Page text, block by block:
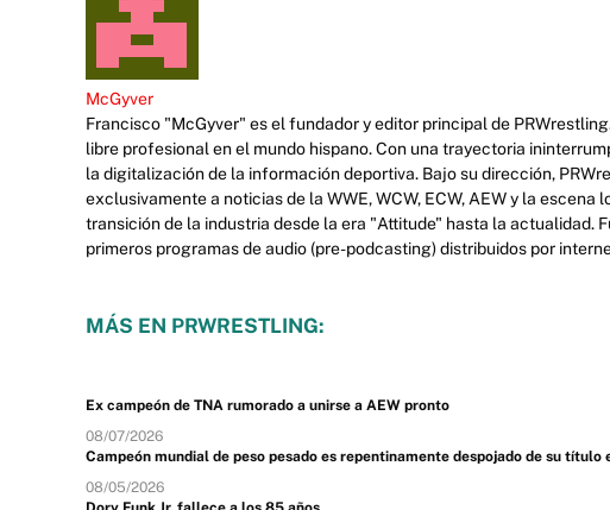
McGyver
Francisco "McGyver" es el fundador y editor principal de
libre profesional en el mundo hispano. Con una trayectoria
la digitalización de la información deportiva. Bajo su dirección,
exclusivamente a noticias de la WWE, WCW, ECW, AEW y la
transición de la industria desde la era "Attitude" hasta la actualidad.
primeros programas de audio (pre-podcasting) distribuidos por
MÁS EN PRWRESTLING:
Ex campeón de TNA rumorado a unirse a AEW pronto
08/07/2026
Campeón mundial de peso pesado es repentinamente despojado de su título
08/05/2026